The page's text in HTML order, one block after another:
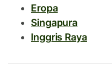
Eropa
Singapura
Inggris Raya